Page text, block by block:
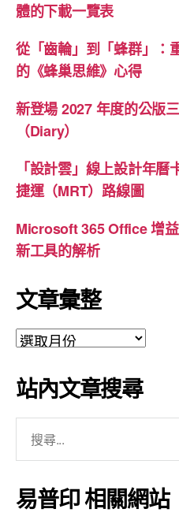
體的下載一覽表
從「齒輪」到「蜂群」：
的《蜂巢思維》心得
新登場 2027 年度的公版
（Diary）
「設計雲」線上設計年
捷運（MRT）路線圖
Microsoft 365 Office 增
新工具的解析
文章彙整
文
彙
整
站內文章搜尋
關
鍵
字:
易普印 相關網站